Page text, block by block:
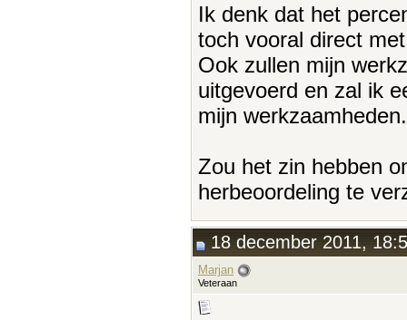
Ik denk dat het
toch vooral direct
Ook zullen mijn
uitgevoerd en zal ik
mijn werkzaamheden.
Zou het zin hebben
herbeoordeling te
18 december 2011,
Marjan
Veteraan